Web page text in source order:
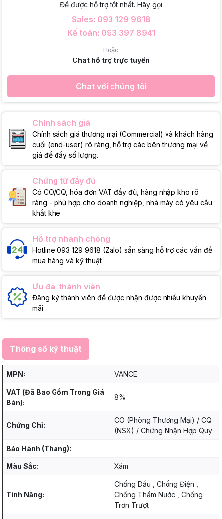
Để được hỗ trợ tốt nhất. Hãy gọi
Sales: 093 129 9618
Kế toán: 093 397 8941
Hoặc
Chat hỗ trợ trực tuyến
Chat với chúng tôi
Chính sách giá
Chính sách giá thương mại (Commercial) và khách hàng
cuối (end-user) rõ ràng, hỗ trợ các bên thương mại về
giá để đẩy số lượng.
Chứng từ đầy đủ
Có CO/CQ, hóa đơn VAT đầy đủ, hàng nhập kho rõ
ràng - phù hợp cho doanh nghiệp, nhà máy có yêu cầu
khắt khe
Hỗ trợ nhanh chóng
Hotline 093 129 9618 (Zalo) sẵn sàng hỗ trợ các vấn đề
mua hàng và kỹ thuật
Ưu đãi thành viên
Đăng ký thành viên để được nhận được nhiều khuyến
mãi
Thông số kỹ thuật
MPN: VANCE
VAT (Đã Bao Gồm Trong Giá
Bán):
8%
Chứng Chỉ:
CO (Phòng Thương Mại) / CQ
(NSX) / Chứng Nhận Hợp Quy
Bảo Hành (Tháng):
Màu Sắc: Xám
Tính Năng:
Chống Dầu , Chống Điện ,
Chống Thấm Nước , Chống
Trơn Trượt